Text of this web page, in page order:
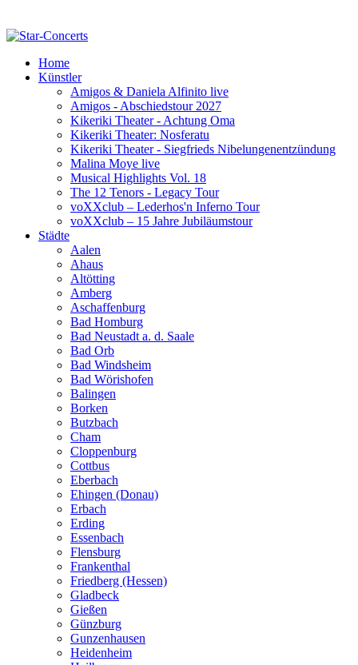
Home
Künstler
Amigos & Daniela Alfinito live
Amigos - Abschiedstour 2027
Kikeriki Theater - Achtung Oma
Kikeriki Theater: Nosferatu
Kikeriki Theater - Siegfrieds Nibelungenentzündung
Malina Moye live
Musical Highlights Vol. 18
The 12 Tenors - Legacy Tour
voXXclub – Lederhos'n Inferno Tour
voXXclub – 15 Jahre Jubiläumstour
Städte
Aalen
Ahaus
Altötting
Amberg
Aschaffenburg
Bad Homburg
Bad Neustadt a. d. Saale
Bad Orb
Bad Windsheim
Bad Wörishofen
Balingen
Borken
Butzbach
Cham
Cloppenburg
Cottbus
Eberbach
Ehingen (Donau)
Erbach
Erding
Essenbach
Flensburg
Frankenthal
Friedberg (Hessen)
Gladbeck
Gießen
Günzburg
Gunzenhausen
Heidenheim